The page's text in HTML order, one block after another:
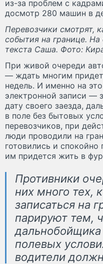
из-за проблем с
досмотр 280 машин в
Перевозчики смотрят,
события на границе.
текста Саша. Фото:
При живой очереди
— ждать многим
недель. И именно на
электронной записи —
дату своего заезда,
в поле без бытовых
перевозчиков, при
люди проводили на
готовились и
им придется жить в
Противники
них много тех,
записаться на
парируют тем,
полевых
водители